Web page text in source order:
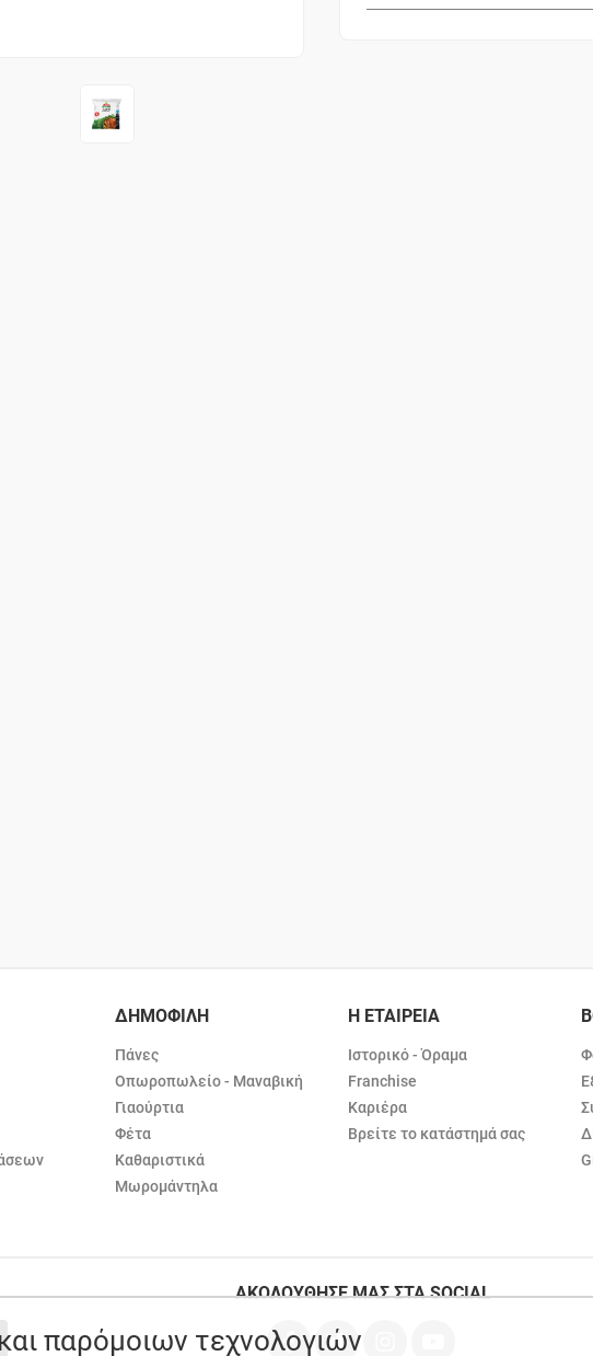
ΔΗΜΟΦΙΛΗ
Πάνες
Οπωροπωλείο - Μαναβική
Γιαούρτια
Φέτα
Καθαριστικά
Μωρομάντηλα
Η ΕΤΑΙΡΕΙΑ
Ιστορικό - Όραμα
Franchise
Καριέρα
Βρείτε το κατάστημά σας
ΑΚΟΛΟΥΘΗΣΕ ΜΑΣ ΣΤΑ SOCIAL
παρόμοιων τεχνολογιών